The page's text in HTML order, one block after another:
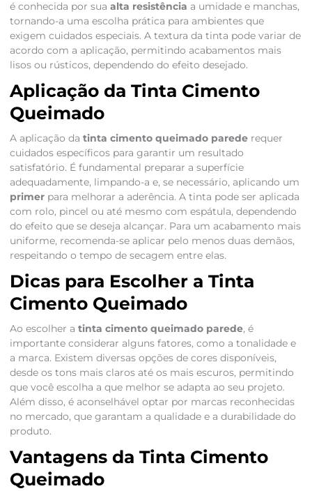
é conhecida por sua alta resistência a umidade e manchas,
tornando-a uma escolha prática para ambientes que
exigem cuidados especiais. A textura da tinta pode variar de
acordo com a aplicação, permitindo acabamentos mais
lisos ou rústicos, dependendo do efeito desejado.
Aplicação da Tinta Cimento
Queimado
A aplicação da tinta cimento queimado parederequer
cuidados específicos para garantir um resultado
satisfatório. É fundamental preparar a superfície
adequadamente, limpando-a e, se necessário, aplicando um
primerpara melhorar a aderência. A tinta pode ser aplicada
com rolo, pincel ou até mesmo com espátula, dependendo
do efeito que se deseja alcançar. Para um acabamento mais
uniforme, recomenda-se aplicar pelo menos duas demãos,
respeitando o tempo de secagem entre elas.
Dicas para Escolher a Tinta
Cimento Queimado
Ao escolher a tinta cimento queimado parede, é
importante considerar alguns fatores, como a tonalidade e
a marca. Existem diversas opções de cores disponíveis,
desde os tons mais claros até os mais escuros, permitindo
que você escolha a que melhor se adapta ao seu projeto.
Além disso, é aconselhável optar por marcas reconhecidas
no mercado, que garantam a qualidade e a durabilidade do
produto.
Vantagens da Tinta Cimento
Queimado